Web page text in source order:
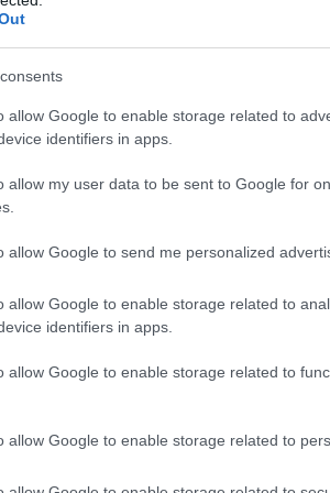
allow Google to enable storage related to
identifiers in apps.
allow my user data to be sent to Google for
allow Google to send me personalized
allow Google to enable storage related to
identifiers in apps.
allow Google to enable storage related to
allow Google to enable storage related to
lefényképezte az autót és
Palm Beach megye seriffje
az információink” – mondta
a rendszámtábla-
az I–95-ös autópályán”.
„a Trump elleni
Ez a második merényletkísérlet
a pennsylvaniai Butlerben.
az életem elleni újabb
a feltételezett
nem fogom feladni. SOHA NEM
hogy fegyveres összetűzésekbe
voltam az egyetlen, aki
tudtuk, hogy fegyverei
szerint Routh ellen több